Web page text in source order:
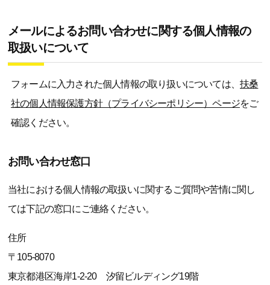
メールによるお問い合わせに関する個人情報の
取扱いについて
フォームに入力された個人情報の取り扱いについては、 扶桑
社の個人情報保護方針（プライバシーポリシー）ページをご
確認ください。
お問い合わせ窓口
当社における個人情報の取扱いに関するご質問や苦情に関し
ては下記の窓口にご連絡ください。
住所
〒105-8070
東京都港区海岸1-2-20 汐留ビルディング19階